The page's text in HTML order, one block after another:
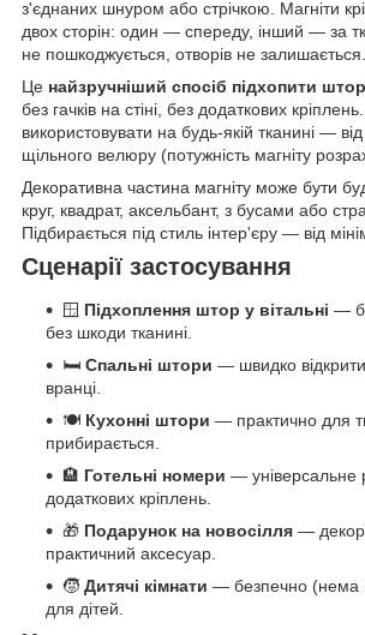
з'єднаних шнуром або стрічкою. Магніти
двох сторін: один — спереду, інший — за
не пошкоджується, отворів не залишається.
Це найзручніший спосіб підхопити
без гачків на стіні, без додаткових
використовувати на будь-якій тканині —
щільного велюру (потужність магніту
Декоративна частина магніту може бути
круг, квадрат, аксельбант, з бусами або
Підбирається під стиль інтер'єру — від
Сценарії застосування
🪟 Підхоплення штор у вітальні —
без шкоди тканині.
🛏️ Спальні штори — швидко
вранці.
🍽️ Кухонні штори — практично для
прибирається.
🏨 Готельні номери — універсальне
додаткових кріплень.
🎁 Подарунок на новосілля —
практичний аксесуар.
🧒 Дитячі кімнати — безпечно (нема
для дітей.